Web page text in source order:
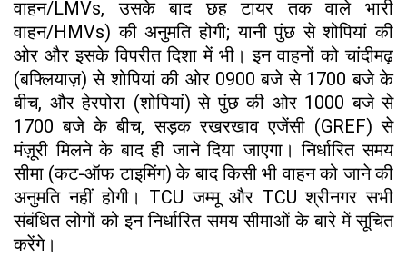
वाहन/LMVs, उसके बाद छह टायर तक वाले भारी
वाहन/HMVs) की अनुमति होगी; यानी पुंछ से शोपियां की
ओर और इसके विपरीत दिशा में भी। इन वाहनों को चांदीमढ़
(बफ्लियाज़) से शोपियां की ओर 0900 बजे से 1700 बजे के
बीच, और हेरपोरा (शोपियां) से पुंछ की ओर 1000 बजे से
1700 बजे के बीच, सड़क रखरखाव एजेंसी (GREF) से
मंज़ूरी मिलने के बाद ही जाने दिया जाएगा। निर्धारित समय
सीमा (कट-ऑफ टाइमिंग) के बाद किसी भी वाहन को जाने की
अनुमति नहीं होगी। TCU जम्मू और TCU श्रीनगर सभी
संबंधित लोगों को इन निर्धारित समय सीमाओं के बारे में सूचित
करेंगे।